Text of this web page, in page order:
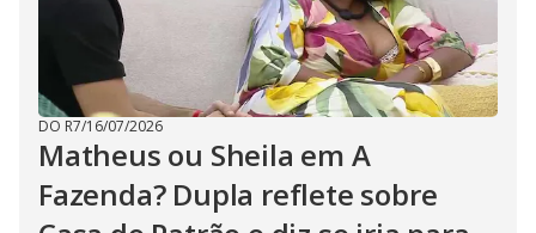
DO R7/16/07/2026
Matheus ou Sheila em A
Fazenda? Dupla reflete sobre